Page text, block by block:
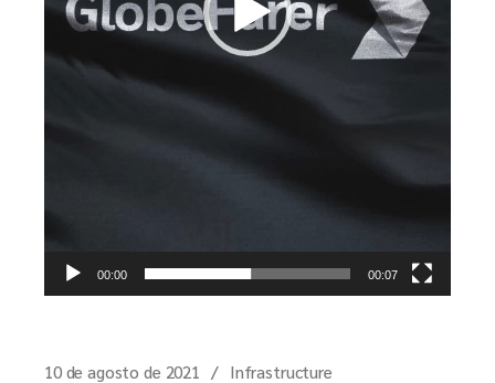
00:00 00:07
10 de agosto de 2021 Infrastructure